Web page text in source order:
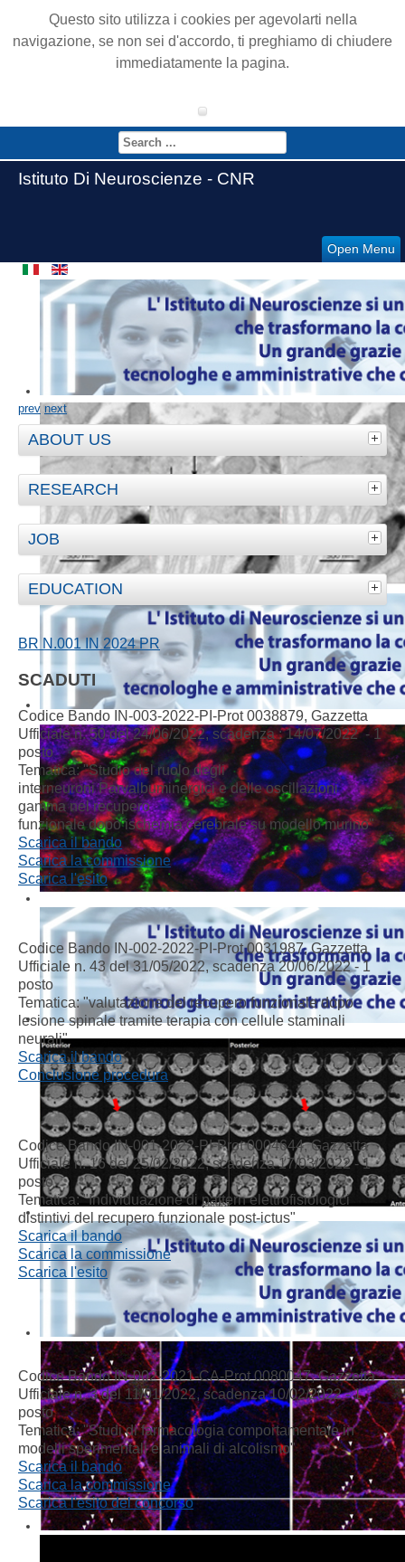
Questo sito utilizza i cookies per agevolarti nella
navigazione, se non sei d'accordo, ti preghiamo di chiudere
immediatamente la pagina.
Istituto Di Neuroscienze - CNR
Open Menu
prev next
ABOUT US
RESEARCH
JOB
EDUCATION
BR N.001 IN 2024 PR
SCADUTI
Codice Bando IN-003-2022-PI-Prot 0038879, Gazzetta
Ufficiale n. 50 del 24/06/2022, scadenza : 14/07/2022 - 1
posto
Tematica: "Studio del ruolo degli
interneuroni Parvalbuminergici e delle oscillazioni
gamma nel recupero
funzionale dopo ischemia cerebrale su modello murino"
Scarica il bando
Scarica la commissione
Scarica l'esito
Codice Bando IN-002-2022-PI-Prot 0031987, Gazzetta
Ufficiale n. 43 del 31/05/2022, scadenza 20/06/2022 - 1
posto
Tematica: "valutazione del recupero funzionale dopo
lesione spinale tramite terapia con cellule staminali
neurali"
Scarica il bando
Conclusione procedura
Codice BandoIN-001-2022-PI-Prot 0004644, Gazzetta
Ufficiale n. 16 del 25/02/2022, scadenza 17/03/2022 - 1
posto
Tematica: "Individuazione di pattern elettrofisiologici
distintivi del recupero funzionale post-ictus"
Scarica il bando
Scarica la commissione
Scarica l'esito
Codice BandoIN-002-2021-CA-Prot 0080047, Gazzetta
Ufficiale n. 3 del 11/01/2022, scadenza 10/02/2022 - 1
posto
Tematica: "Studi di farmacologia comportamentale in
modelli sperimentali e animali di alcolismo"
Scarica il bando
Scarica la commissione
Scarica l'esito del concorso